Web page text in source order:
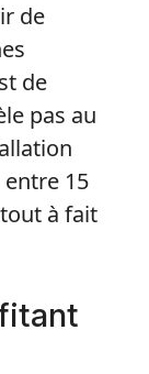
de
de
pas au
15
à fait